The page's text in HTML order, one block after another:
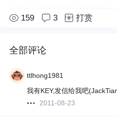
159 3 打赏
全部评论
ttlhong1981
我有KEY,发信给我吧
2011-08-23